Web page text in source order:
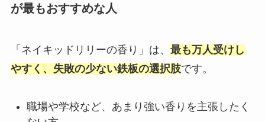
が最もおすすめな人
「ネイキッドリリーの香り」は、 最も万人受けし
やすく、失敗の少ない鉄板の選択肢です。
職場や学校など、あまり強い香りを主張したく